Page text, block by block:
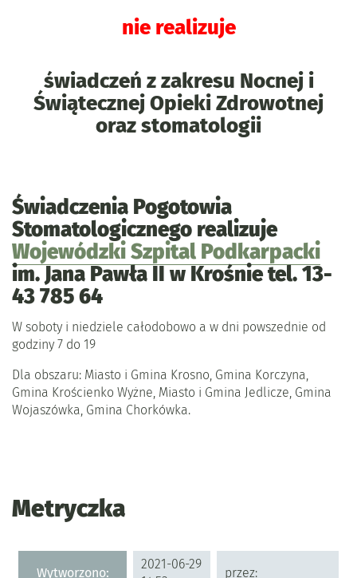
nie realizuje
świadczeń z zakresu Nocnej i
Świątecznej Opieki Zdrowotnej
oraz stomatologii
Świadczenia Pogotowia
Stomatologicznego realizuje
Wojewódzki Szpital Podkarpacki
im. Jana Pawła II w Krośnie tel. 13-
43 785 64
W soboty i niedziele całodobowo a w dni powszednie od
godziny 7 do 19
Dla obszaru: Miasto i Gmina Krosno, Gmina Korczyna,
Gmina Krościenko Wyżne, Miasto i Gmina Jedlicze, Gmina
Wojaszówka, Gmina Chorkówka.
Metryczka
Metryczka
Wytworzono:
2021-06-29
przez: